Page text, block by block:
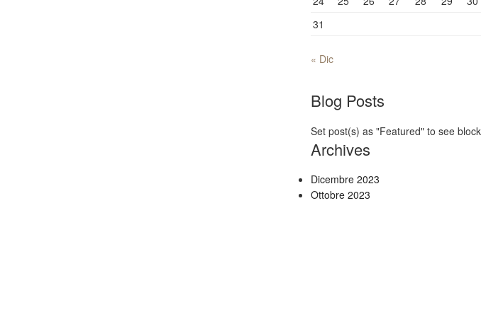
31
« Dic
Blog Posts
Set post(s) as "Featured" to see block
Archives
Dicembre 2023
Ottobre 2023